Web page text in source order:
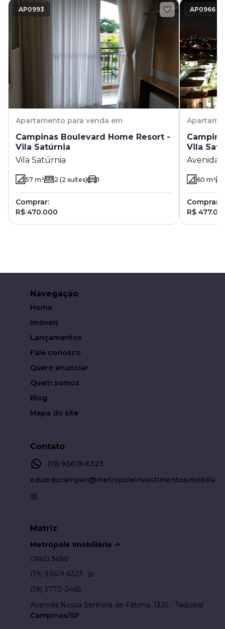
AP0993
Apartamento para venda em
Campinas Boulevard Home Resort -
Vila Satúrnia
Vila Satúrnia
57 m² 2 (2 suítes) 1
Comprar:
R$ 470.000
AP0966
Vila
Avenida
Satúrnia
60 m²
Comprar:
R$
Navegação
Home
Imóveis
Lançamentos
Fale conosco
Quero anunciar
Quem somos
Blog
Mapa do site
Contato
(19) 93619-6323
Matriz
Metrópole Imobiliária
CRECI 34150
(19) 93619-6323
(19) 3770-3465
Avenida Nossa Senhora de Fátima, 1325 - Taquaral
Campinas/SP